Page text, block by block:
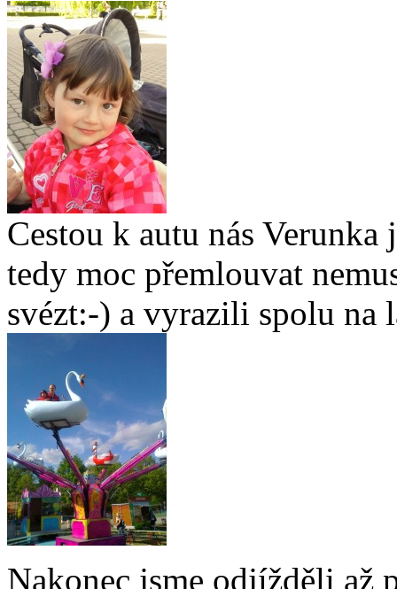
Cestou k autu nás
tedy moc přemlouvat
svézt:-) a vyrazili spolu na
Nakonec jsme odjížděli až